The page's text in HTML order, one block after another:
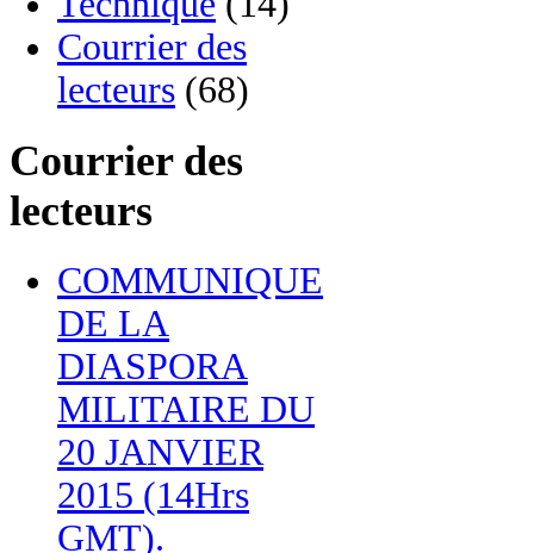
Courrier des
lecteurs (68)
Courrier des
lecteurs
COMMUNIQUE
DE LA
DIASPORA
MILITAIRE DU
20 JANVIER
2015 (14Hrs
GMT).